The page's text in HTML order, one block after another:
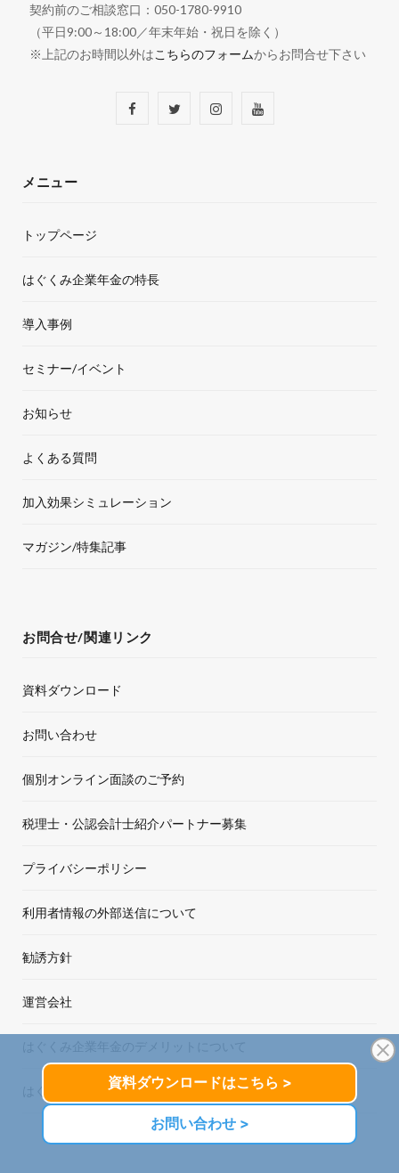
契約前のご相談窓口：050-1780-9910
（平日9:00～18:00／年末年始・祝日を除く）
※上記のお時間以外はこちらのフォームからお問合せ下さい
o
T I Y
メニュー
トップページ
はぐくみ企業年金の特長
導入事例
セミナー/イベント
お知らせ
よくある質問
加入効果シミュレーション
マガジン/特集記事
お問合せ/関連リンク
資料ダウンロード
お問い合わせ
個別オンライン面談のご予約
税理士・公認会計士紹介パートナー募集
プライバシーポリシー
利用者情報の外部送信について
勧誘方針
運営会社
はぐくみ企業年金事務局（福祉はぐくみ企業年金基金）